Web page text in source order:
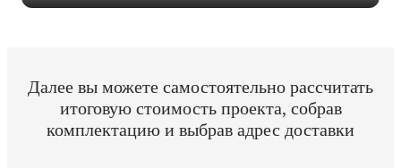
Далее вы можете самостоятельно рассчитать
итоговую стоимость проекта, собрав
комплектацию и выбрав адрес доставки